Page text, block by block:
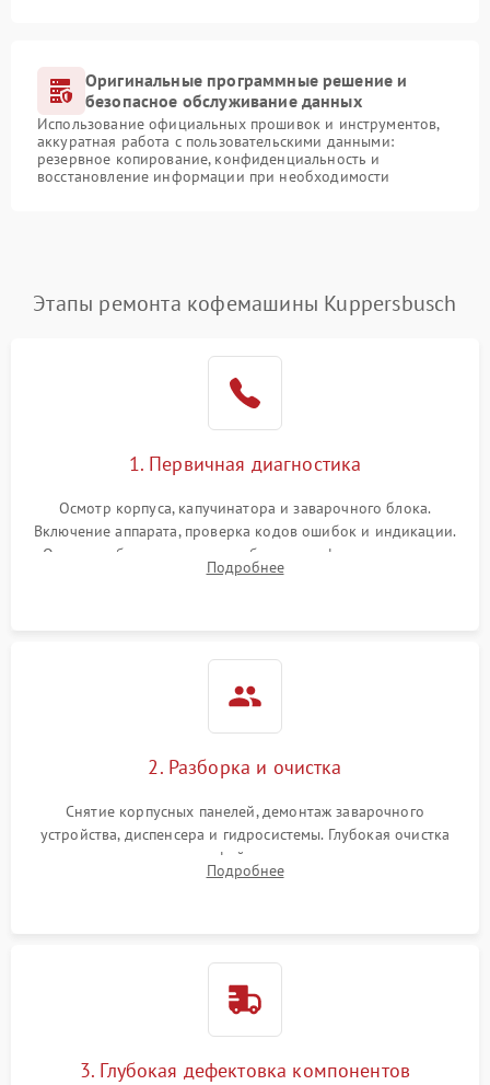
Оригинальные программные решение и
безопасное обслуживание данных
Использование официальных прошивок и инструментов,
аккуратная работа с пользовательскими данными:
резервное копирование, конфиденциальность и
восстановление информации при необходимости
Этапы ремонта кофемашины Kuppersbusch
1. Первичная диагностика
Осмотр корпуса, капучинатора и заварочного блока.
Включение аппарата, проверка кодов ошибок и индикации.
Оценка работы помпы, термоблока и кофемолки на слух.
Измерение температуры и давления воды для выявления
Подробнее
2. Разборка и очистка
Снятие корпусных панелей, демонтаж заварочного
устройства, диспенсера и гидросистемы. Глубокая очистка
внутренних узлов от кофейных масел, жмыха и накипи.
Промывка дренажных каналов и фильтров с использованием
Подробнее
3. Глубокая дефектовка компонентов